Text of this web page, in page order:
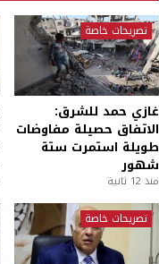
تصريحات خاصة
غازي حمد للشرق:
الاتفاق حصيلة مفاوضات
طويلة استمرت ستة
شهور
منذ 12 ثانية
تصريحات خاصة